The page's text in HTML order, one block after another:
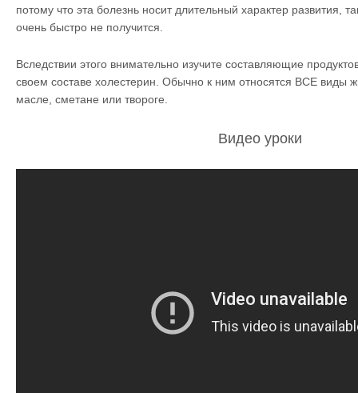
потому что эта болезнь носит длительный характер развития,
очень быстро не получится.
Вследствии этого внимательно изучите составляющие
своем составе холестерин. Обычно к ним относятся ВСЕ виды
масле, сметане или твороге.
Видео уроки